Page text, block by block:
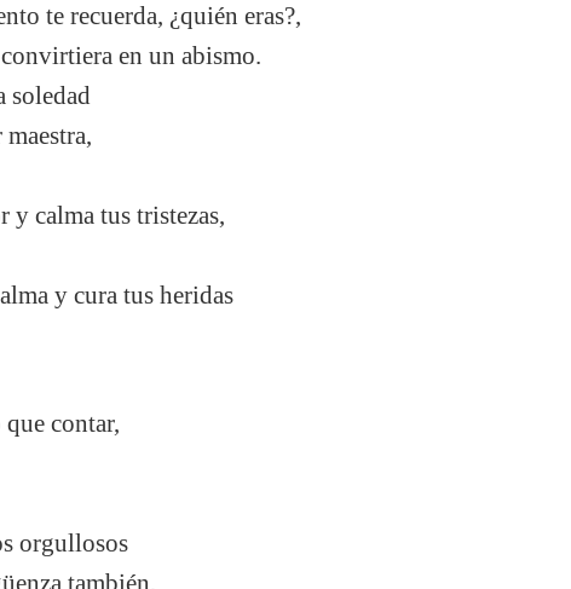
te recuerda, ¿quién eras?,
en un abismo.
soledad
y calma tus tristezas,
y cura tus heridas
contar,
orgullosos
también,